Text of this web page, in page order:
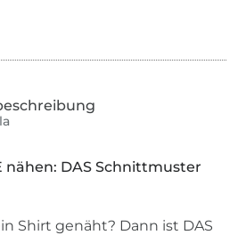
nähen: DAS Schnittmuster
Shirt genäht? Dann ist DAS